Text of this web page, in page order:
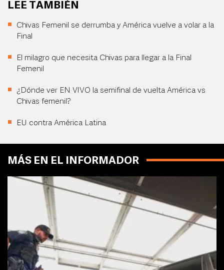
LEE TAMBIÉN
Chivas Femenil se derrumba y América vuelve a volar a la
Final
El milagro que necesita Chivas para llegar a la Final
Femenil
¿Dónde ver EN VIVO la semifinal de vuelta América vs
Chivas femenil?
EU contra América Latina
MÁS EN EL INFORMADOR